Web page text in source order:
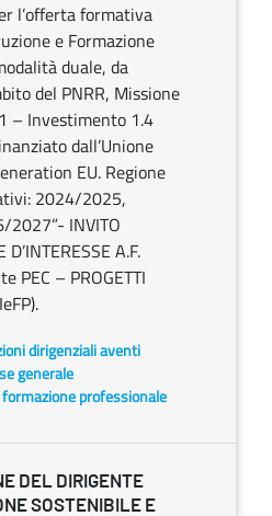
l’offerta formativa
e Formazione
duale, da
del PNRR, Missione
– Investimento 1.4
dall’Unione
EU. Regione
2024/2025,
INVITO
A.F.
PEC – PROGETTI
dirigenziali aventi
generale
formazione professionale
DEL DIRIGENTE
SOSTENIBILE E